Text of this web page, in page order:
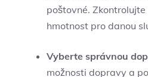
poštovné.
hmotnost pro danou
Vyberte správnou
možnosti dopravy a